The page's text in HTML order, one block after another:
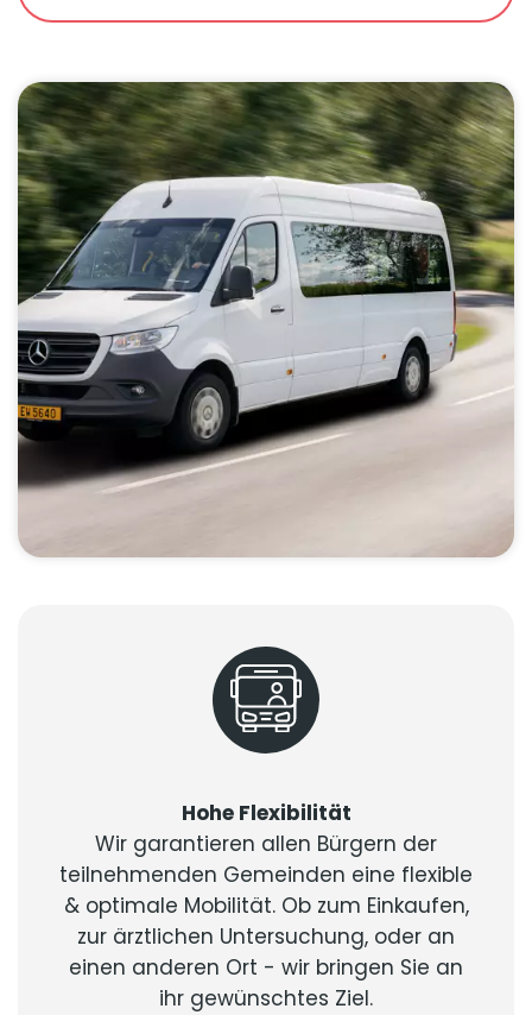
Hohe Flexibilität
Wir garantieren allen Bürgern der
teilnehmenden Gemeinden eine flexible
& optimale Mobilität. Ob zum Einkaufen,
zur ärztlichen Untersuchung, oder an
einen anderen Ort - wir bringen Sie an
ihr gewünschtes Ziel.